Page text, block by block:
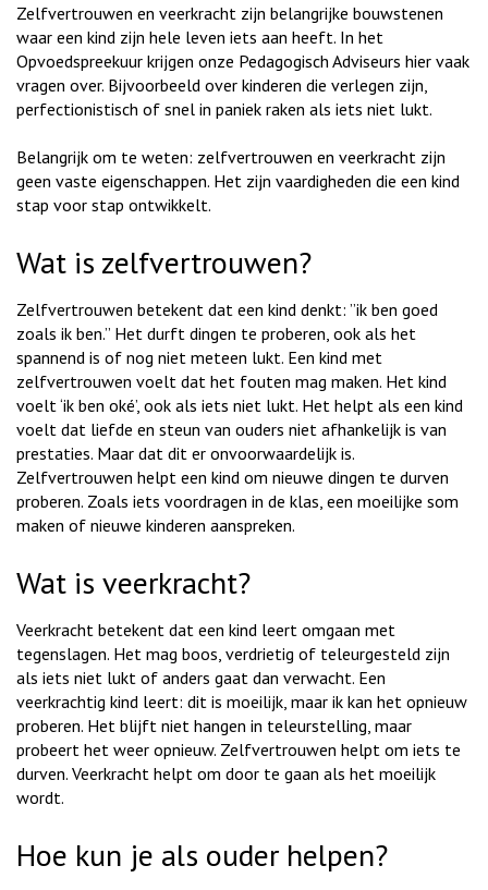
Zelfvertrouwen en veerkracht zijn belangrijke bouwstenen
waar een kind zijn hele leven iets aan heeft. In het
Opvoedspreekuur krijgen onze Pedagogisch Adviseurs hier vaak
vragen over. Bijvoorbeeld over kinderen die verlegen zijn,
perfectionistisch of snel in paniek raken als iets niet lukt.
Belangrijk om te weten: zelfvertrouwen en veerkracht zijn
geen vaste eigenschappen. Het zijn vaardigheden die een kind
stap voor stap ontwikkelt.
Wat is zelfvertrouwen?
Zelfvertrouwen betekent dat een kind denkt: ”ik ben goed
zoals ik ben.” Het durft dingen te proberen, ook als het
spannend is of nog niet meteen lukt. Een kind met
zelfvertrouwen voelt dat het fouten mag maken. Het kind
voelt ‘ik ben oké’, ook als iets niet lukt. Het helpt als een kind
voelt dat liefde en steun van ouders niet afhankelijk is van
prestaties. Maar dat dit er onvoorwaardelijk is.
Zelfvertrouwen helpt een kind om nieuwe dingen te durven
proberen. Zoals iets voordragen in de klas, een moeilijke som
maken of nieuwe kinderen aanspreken.
Wat is veerkracht?
Veerkracht betekent dat een kind leert omgaan met
tegenslagen. Het mag boos, verdrietig of teleurgesteld zijn
als iets niet lukt of anders gaat dan verwacht. Een
veerkrachtig kind leert: dit is moeilijk, maar ik kan het opnieuw
proberen. Het blijft niet hangen in teleurstelling, maar
probeert het weer opnieuw. Zelfvertrouwen helpt om iets te
durven. Veerkracht helpt om door te gaan als het moeilijk
wordt.
Hoe kun je als ouder helpen?